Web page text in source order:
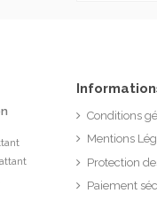
Conditions
Mentions
Protection
Paiement